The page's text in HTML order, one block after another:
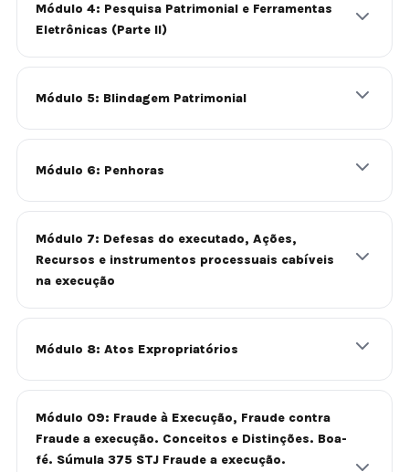
Módulo 4: Pesquisa Patrimonial e Ferramentas
Eletrônicas (Parte II)
Módulo 5: Blindagem Patrimonial
Módulo 6: Penhoras
Módulo 7: Defesas do executado, Ações,
Recursos e instrumentos processuais cabíveis
na execução
Módulo 8: Atos Expropriatórios
Módulo 09: Fraude à Execução, Fraude contra
Fraude a execução. Conceitos e Distinções. Boa-
fé. Súmula 375 STJ Fraude a execução.